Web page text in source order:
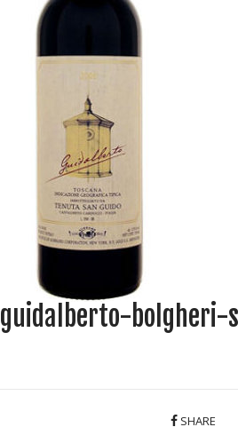
guidalberto-bolgheri-
SHARE